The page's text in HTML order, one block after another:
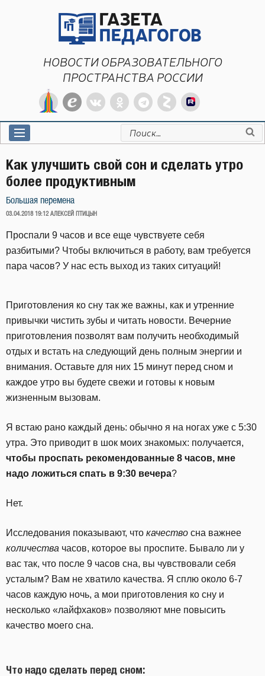
НОВОСТИ ОБРАЗОВАТЕЛЬНОГО
ПРОСТРАНСТВА РОССИИ
Искать:
Как улучшить свой сон и сделать утро
более продуктивным
Большая перемена
ОПУБЛИКОВАНО
03.04.2018 19:12 АЛЕКСЕЙ ПТИЦЫН
Проспали 9 часов и все еще чувствуете себя
разбитыми? Чтобы включиться в работу, вам требуется
пара часов? У нас есть выход из таких ситуаций!
Приготовления ко сну так же важны, как и утренние
привычки чистить зубы и читать новости. Вечерние
приготовления позволят вам получить необходимый
отдых и встать на следующий день полным энергии и
внимания. Оставьте для них 15 минут перед сном и
каждое утро вы будете свежи и готовы к новым
жизненным вызовам.
Я встаю рано каждый день: обычно я на ногах уже с 5:30
утра. Это приводит в шок моих знакомых: получается,
чтобы проспать рекомендованные 8 часов, мне
надо ложиться спать в 9:30 вечера?
Нет.
Исследования показывают, что качество сна важнее
количества часов, которое вы проспите. Бывало ли у
вас так, что после 9 часов сна, вы чувствовали себя
усталым? Вам не хватило качества. Я сплю около 6-7
часов каждую ночь, а мои приготовления ко сну и
несколько «лайфхаков» позволяют мне повысить
качество моего сна.
Что надо сделать перед сном: